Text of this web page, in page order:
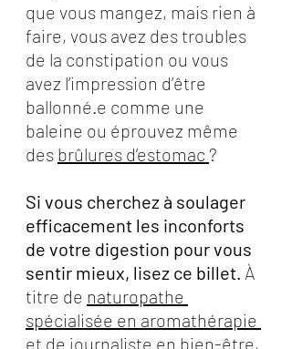
que vous mangez, mais rien à
faire, vous avez des troubles
de la constipation ou vous
avez l’impression d’être
ballonné.e comme une
baleine ou éprouvez même
des brûlures d’estomac ?
Si vous cherchez à soulager
efficacement les inconforts
de votre digestion pour vous
sentir mieux, lisez ce billet. À
titre de naturopathe
spécialisée en aromathérapie
et de journaliste en bien-être,